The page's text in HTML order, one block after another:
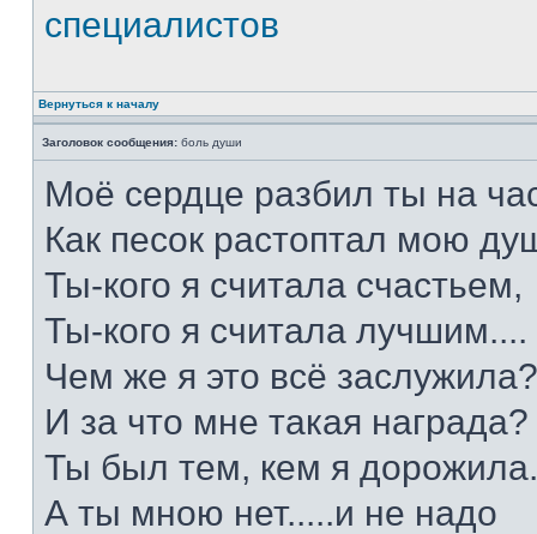
специалистов
Вернуться к началу
Заголовок сообщения: боль души
Моё сердце разбил ты на
Как песок растоптал мою
Ты-кого я считала счастьем,
Ты-кого я считала лучшим....
Чем же я это всё заслужила?
И за что мне такая награда?
Ты был тем, кем я
А ты мною нет.....и не надо